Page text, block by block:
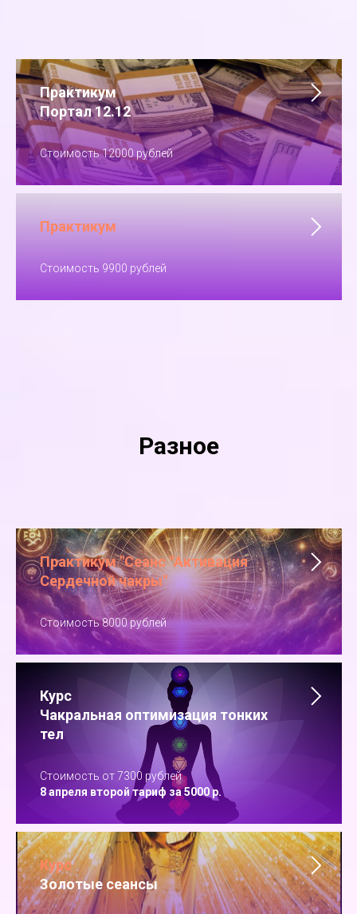
Практикум
Портал 12.12
Стоимость 12000 рублей
Практикум
Стоимость 9900 рублей
Разное
Практикум "Сеанс "Активация
Сердечной чакры"
Стоимость 8000 рублей
Курс
Чакральная оптимизация тонких
тел
Стоимость от 7300 рублей
8 апреля второй тариф за 5000 р.
Курс
Золотые сеансы